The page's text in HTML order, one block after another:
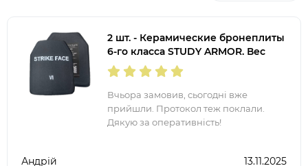
2 шт. - Керамические бронеплиты
6-го класса STUDY ARMOR. Вес
2.7кг. Размер 25 на 30 см.
Вчьора замовив, сьогодні вже
прийшли. Протокол теж поклали.
Дякую за оперативність!
Андрій 13.11.2025